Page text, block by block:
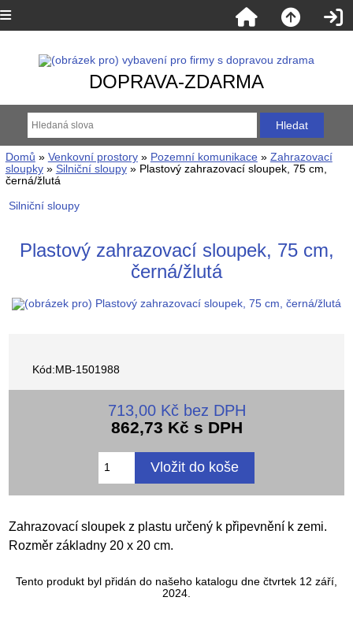
DOPRAVA-ZDARMA
Domů » Venkovní prostory» Pozemní komunikace» Zahrazovací
sloupky» Silniční sloupy» Plastový zahrazovací sloupek, 75 cm,
černá/žlutá
Silniční sloupy
Plastový zahrazovací sloupek, 75 cm,
černá/žlutá
Kód:MB-1501988
713,00 Kč bez DPH
862,73 Kč s DPH
Zahrazovací sloupek z plastu určený k připevnění k zemi.
Rozměr základny 20 x 20 cm.
Tento produkt byl přidán do našeho katalogu dne čtvrtek 12 září,
2024.